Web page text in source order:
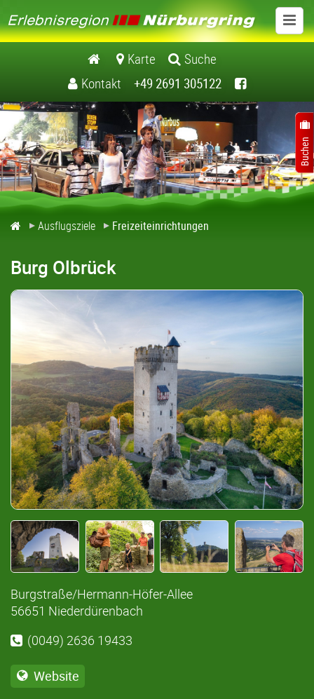
Ausflugsziele
Schlösser / Burgen
Museen
Kirchen / Klöster
Natur / Landschaft
Freizeiteinrichtungen
Freizeitführer Erlebnisregion Nuerburgring
Karte
Suche
Kontakt
+49 2691 305122
Ausflugsziele Freizeiteinrichtungen
Burg Olbrück
Burgstraße/Hermann-Höfer-Allee
56651 Niederdürenbach
(0049) 2636 19433
Website